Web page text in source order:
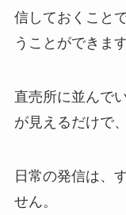
信しておくこと
うことができます
直売所に並んで
が見えるだけで
日常の発信は、
せん。